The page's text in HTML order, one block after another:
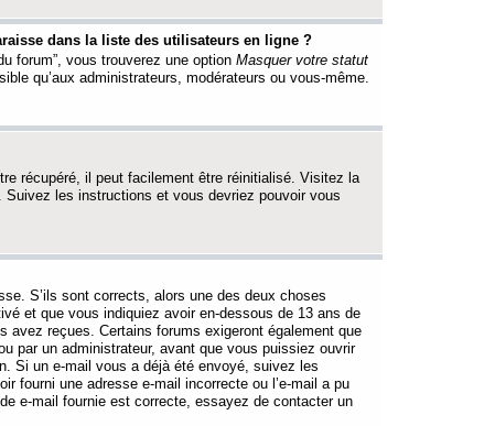
dans la liste des utilisateurs en ligne ?
forum”, vous trouverez une option Masquer votre statut
qu’aux administrateurs, modérateurs ou vous-même.
récupéré, il peut facilement être réinitialisé. Visitez la
. Suivez les instructions et vous devriez pouvoir vous
S’ils sont corrects, alors une des deux choses
et que vous indiquiez avoir en-dessous de 13 ans de
avez reçues. Certains forums exigeront également que
par un administrateur, avant que vous puissiez ouvrir
Si un e-mail vous a déjà été envoyé, suivez les
fourni une adresse e-mail incorrecte ou l’e-mail a pu
e-mail fournie est correcte, essayez de contacter un